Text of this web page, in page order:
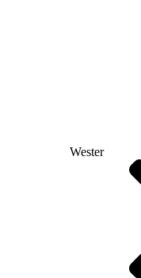
Wester